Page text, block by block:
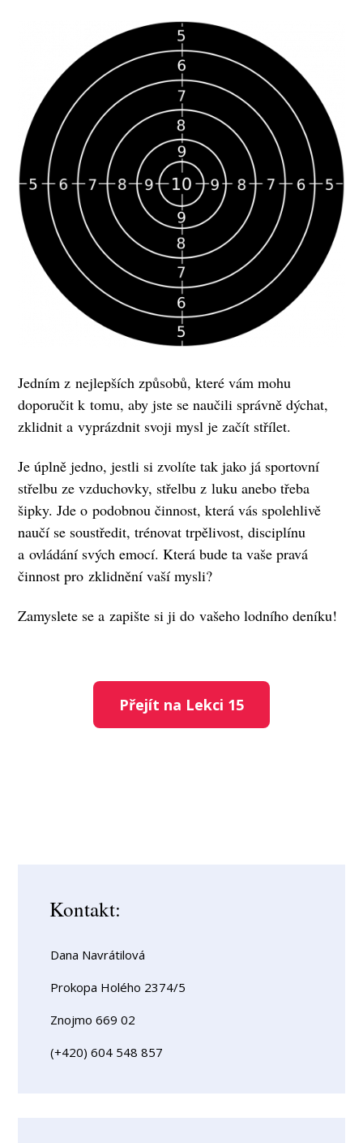
Jedním z nejlepších způsobů, které vám mohu
doporučit k tomu, aby jste se naučili správně dýchat,
zklidnit a vyprázdnit svoji mysl je začít střílet.
Je úplně jedno, jestli si zvolíte tak jako já sportovní
střelbu ze vzduchovky, střelbu z luku anebo třeba
šipky. Jde o podobnou činnost, která vás spolehlivě
naučí se soustředit, trénovat trpělivost, disciplínu
a ovládání svých emocí. Která bude ta vaše pravá
činnost pro zklidnění vaší mysli?
Zamyslete se a zapište si ji do vašeho lodního deníku!
Přejít na Lekci 15
Kontakt:
Dana Navrátilová
Prokopa Holého 2374/5
Znojmo 669 02
(+420) 604 548 857